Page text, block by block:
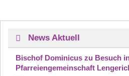
News Aktuell
Bischof Dominicus zu Besuch
Pfarreiengemeinschaft